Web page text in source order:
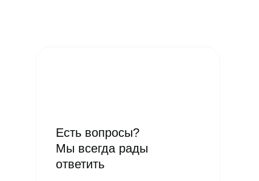
Есть вопросы?
Мы всегда рады
ответить